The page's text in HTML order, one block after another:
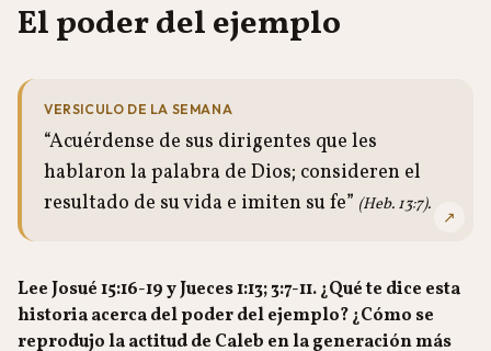
El poder del ejemplo
VERSICULO DE LA SEMANA
“Acuérdense de sus dirigentes que les
hablaron la palabra de Dios; consideren el
resultado de su vida e imiten su fe” (Heb. 13:7).
↗
Lee Josué 15:16-19 y Jueces 1:13; 3:7-11. ¿Qué te dice esta
historia acerca del poder del ejemplo? ¿Cómo se
reprodujo la actitud de Caleb en la generación más